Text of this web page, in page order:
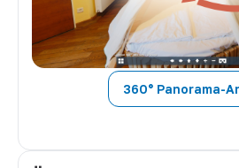
360° Panorama-